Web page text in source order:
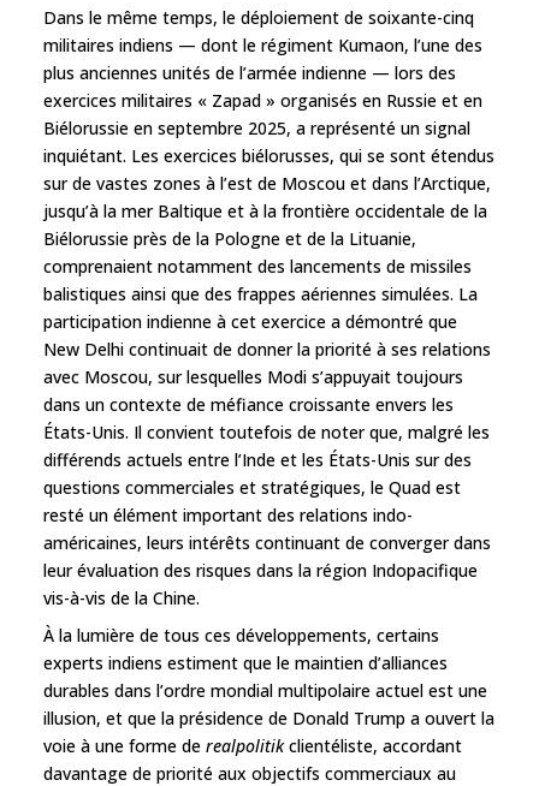
Dans le même temps, le déploiement de soixante-cinq
militaires indiens — dont le régiment Kumaon, l’une des
plus anciennes unités de l’armée indienne — lors des
exercices militaires « Zapad » organisés en Russie et en
Biélorussie en septembre 2025, a représenté un signal
inquiétant. Les exercices biélorusses, qui se sont étendus
sur de vastes zones à l’est de Moscou et dans l’Arctique,
jusqu’à la mer Baltique et à la frontière occidentale de la
Biélorussie près de la Pologne et de la Lituanie,
comprenaient notamment des lancements de missiles
balistiques ainsi que des frappes aériennes simulées. La
participation indienne à cet exercice a démontré que
New Delhi continuait de donner la priorité à ses relations
avec Moscou, sur lesquelles Modi s’appuyait toujours
dans un contexte de méfiance croissante envers les
États-Unis. Il convient toutefois de noter que, malgré les
différends actuels entre l’Inde et les États-Unis sur des
questions commerciales et stratégiques, le Quad est
resté un élément important des relations indo-
américaines, leurs intérêts continuant de converger dans
leur évaluation des risques dans la région Indopacifique
vis-à-vis de la Chine.
À la lumière de tous ces développements, certains
experts indiens estiment que le maintien d’alliances
durables dans l’ordre mondial multipolaire actuel est une
illusion, et que la présidence de Donald Trump a ouvert la
voie à une forme de realpolitikclientéliste, accordant
davantage de priorité aux objectifs commerciaux au